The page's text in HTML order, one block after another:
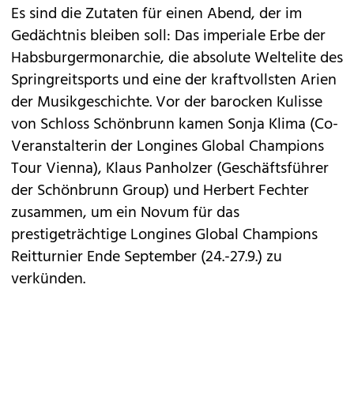
Es sind die Zutaten für einen Abend, der im
Gedächtnis bleiben soll: Das imperiale Erbe der
Habsburgermonarchie, die absolute Weltelite des
Springreitsports und eine der kraftvollsten Arien
der Musikgeschichte. Vor der barocken Kulisse
von Schloss Schönbrunn kamen Sonja Klima (Co-
Veranstalterin der Longines Global Champions
Tour Vienna), Klaus Panholzer (Geschäftsführer
der Schönbrunn Group) und Herbert Fechter
zusammen, um ein Novum für das
prestigeträchtige Longines Global Champions
Reitturnier Ende September (24.-27.9.) zu
verkünden.